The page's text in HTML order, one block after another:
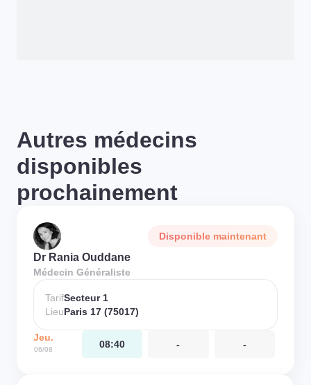
Autres médecins
disponibles
prochainement
Disponible maintenant
Dr Rania Ouddane
Médecin Généraliste
TarifSecteur 1
LieuParis 17 (75017)
Jeu.
06/08 08:40 - -